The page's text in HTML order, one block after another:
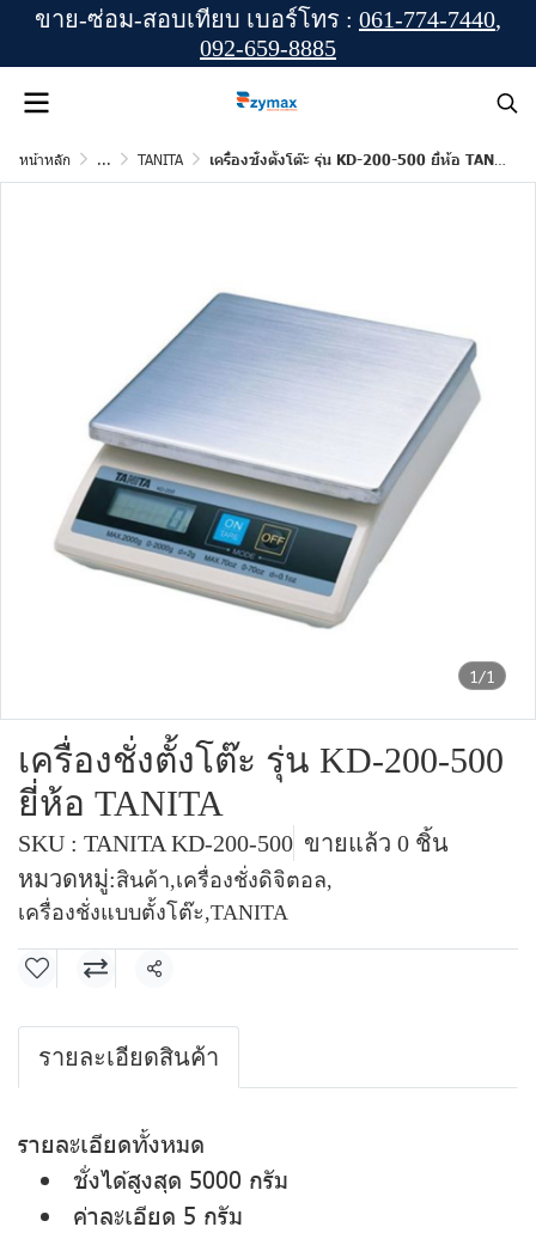
ขาย-ซ่อม-สอบเทียบ เบอร์โทร : 061-774-7440,
092-659-8885
หน้าหลัก ... TANITA เครื่องชั่งตั้งโต๊ะ รุ่น KD-200-500 ยี่ห้อ TANITA
1/1
เครื่องชั่งตั้งโต๊ะ รุ่น KD-200-500
ยี่ห้อ TANITA
SKU : TANITA KD-200-500 ขายแล้ว 0 ชิ้น
หมวดหมู่:สินค้า,เครื่องชั่งดิจิตอล,
เครื่องชั่งแบบตั้งโต๊ะ,TANITA
แชร์
รายละเอียดสินค้า
รายละเอียดทั้งหมด
ชั่งได้สูงสุด 5000 กรัม
ค่าละเอียด 5 กรัม